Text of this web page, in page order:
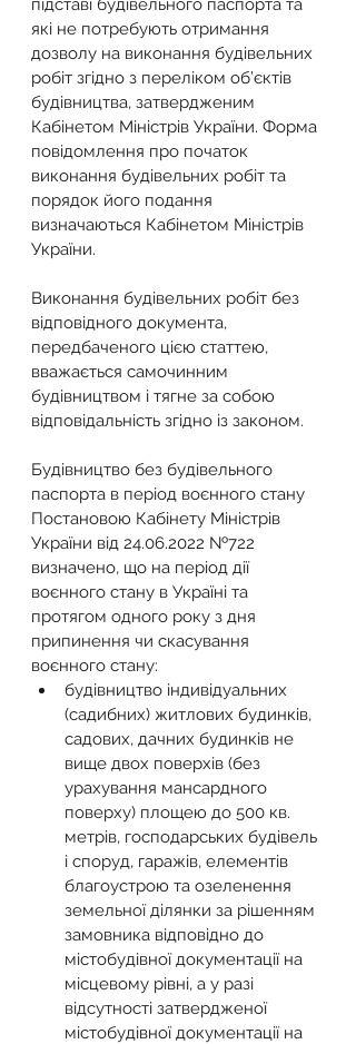
підставі будівельного паспорта та
які не потребують отримання
дозволу на виконання будівельних
робіт згідно з переліком об’єктів
будівництва, затвердженим
Кабінетом Міністрів України. Форма
повідомлення про початок
виконання будівельних робіт та
порядок його подання
визначаються Кабінетом Міністрів
України.
Виконання будівельних робіт без
відповідного документа,
передбаченого цією статтею,
вважається самочинним
будівництвом і тягне за собою
відповідальність згідно із законом.
Будівництво без будівельного
паспорта в період воєнного стану
Постановою Кабінету Міністрів
України від 24.06.2022 №722
визначено, що на період дії
воєнного стану в Україні та
протягом одного року з дня
припинення чи скасування
воєнного стану:
будівництво індивідуальних
(садибних) житлових будинків,
садових, дачних будинків не
вище двох поверхів (без
урахування мансардного
поверху) площею до 500 кв.
метрів, господарських будівель
і споруд, гаражів, елементів
благоустрою та озеленення
земельної ділянки за рішенням
замовника відповідно до
містобудівної документації на
місцевому рівні, а у разі
відсутності затвердженої
містобудівної документації на